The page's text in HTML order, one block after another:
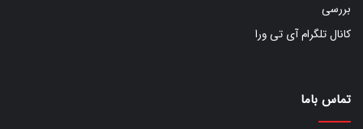
بررسی
کانال تلگرام آی تی ورا
تماس باما